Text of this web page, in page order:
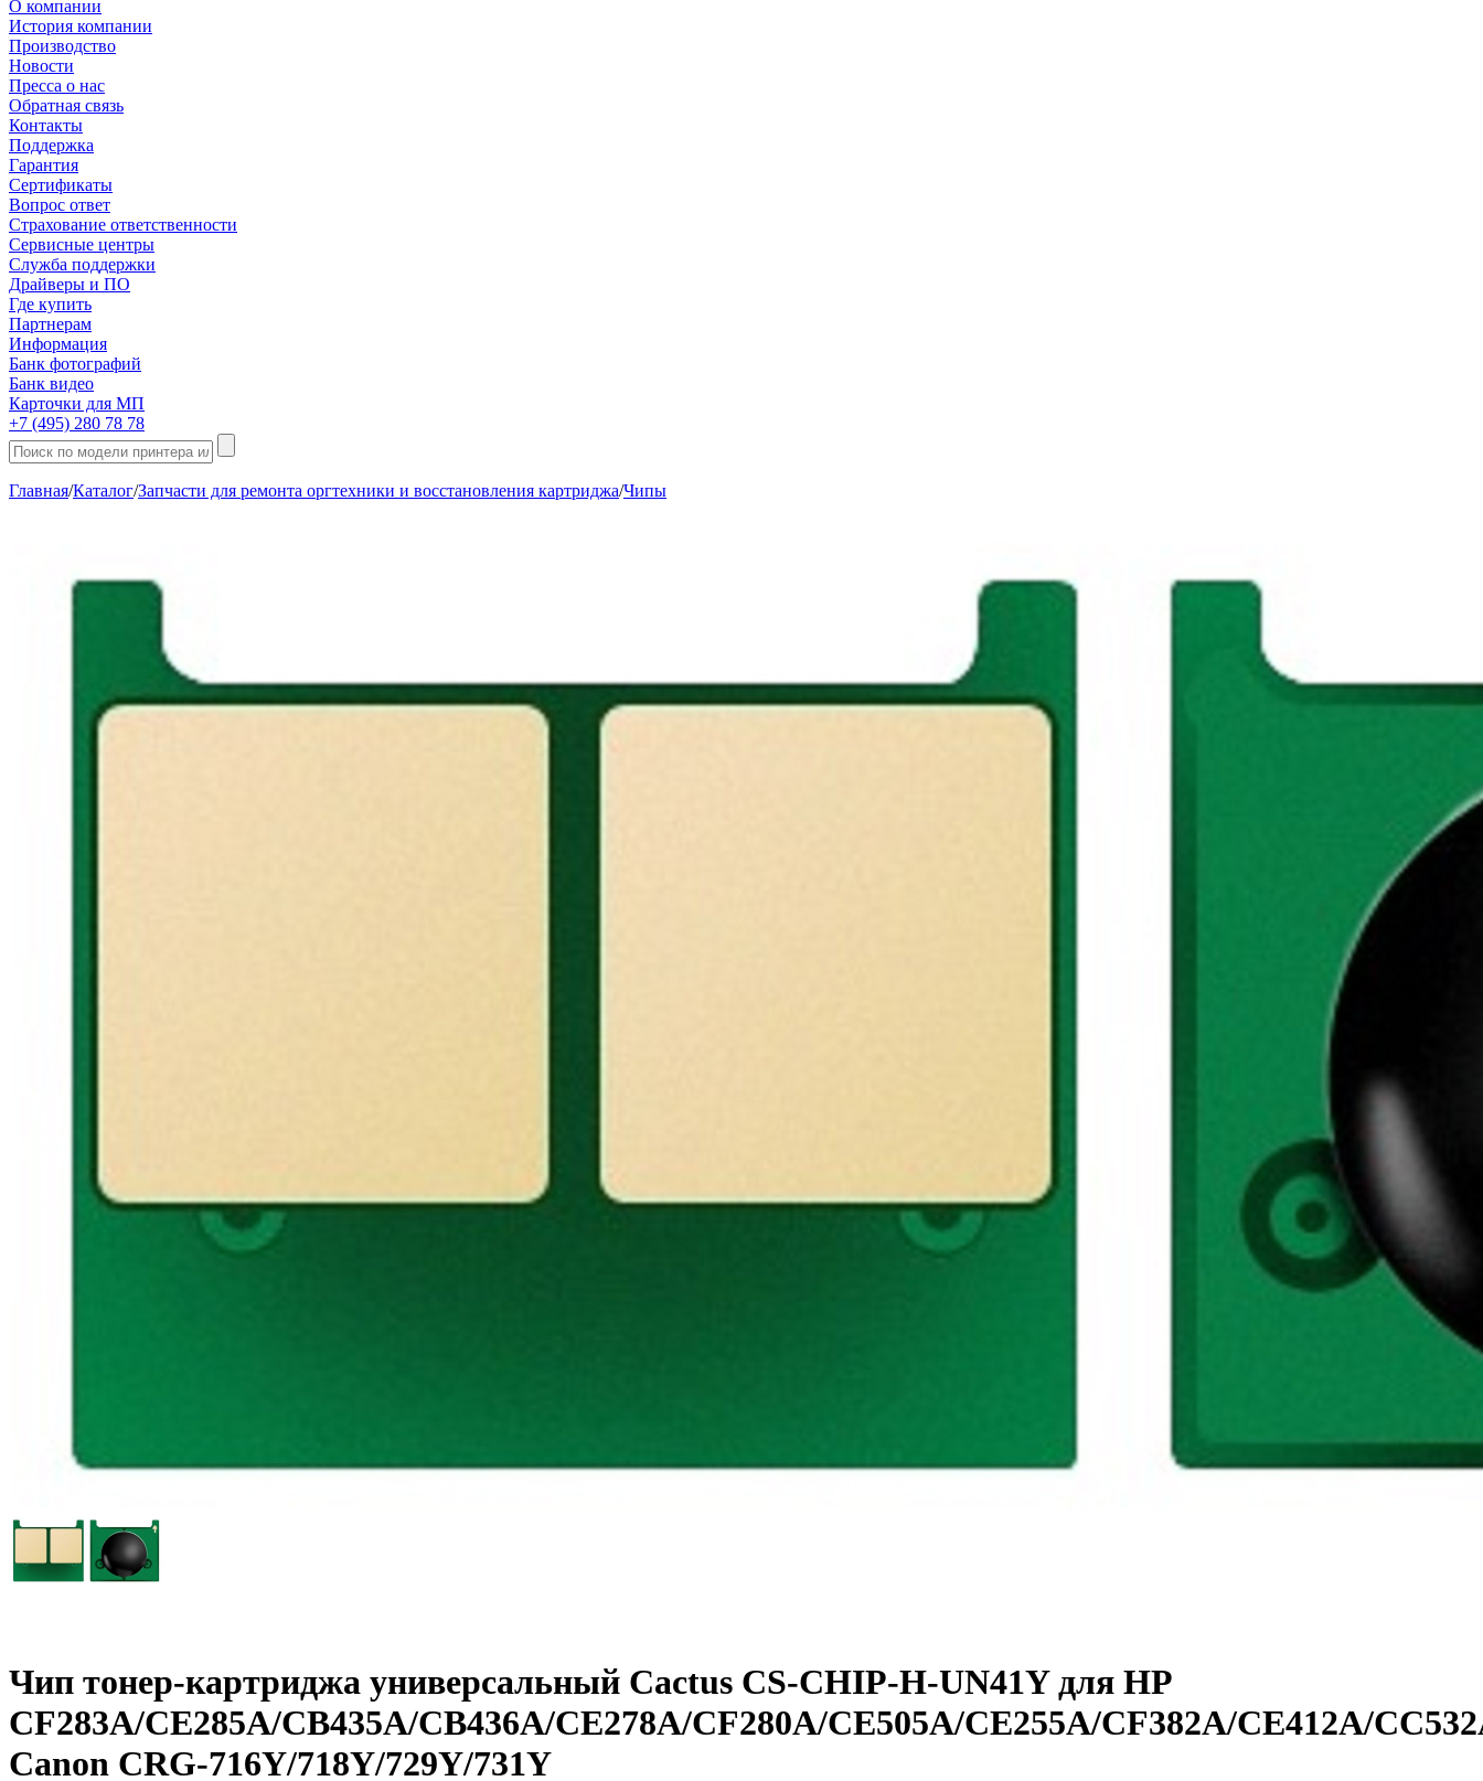
О компании
История компании
Производство
Новости
Пресса о нас
Обратная связь
Контакты
Поддержка
Гарантия
Сертификаты
Вопрос ответ
Страхование ответственности
Сервисные центры
Служба поддержки
Драйверы и ПО
Где купить
Партнерам
Информация
Банк фотографий
Банк видео
Карточки для МП
+7 (495) 280 78 78
Главная/Каталог/Запчасти для ремонта оргтехники и восстановления картриджа/Чипы
Чип тонер-картриджа универсальный Cactus CS-CHIP-H-UN41Y для HP
CF283A/CE285A/CB435A/CB436A/CE278A/CF280A/CE505A/CE255A/CF382A/CE412A/
Canon CRG-716Y/718Y/729Y/731Y